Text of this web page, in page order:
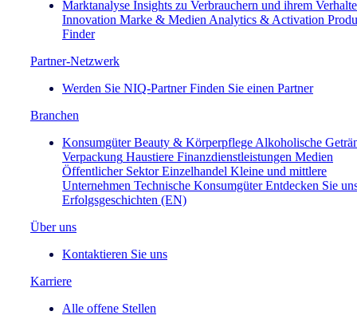
Marktanalyse Insights zu Verbrauchern und ihrem
Innovation Marke & Medien Analytics & Activation
Finder
Partner-Netzwerk
Werden Sie NIQ-Partner Finden Sie einen Partner
Branchen
Konsumgüter Beauty & Körperpflege Alkoholische
Verpackung Haustiere Finanzdienstleistungen Medien
Öffentlicher Sektor Einzelhandel Kleine und mittlere
Unternehmen Technische Konsumgüter Entdecken Sie
Erfolgsgeschichten (EN)
Über uns
Kontaktieren Sie uns
Karriere
Alle offene Stellen